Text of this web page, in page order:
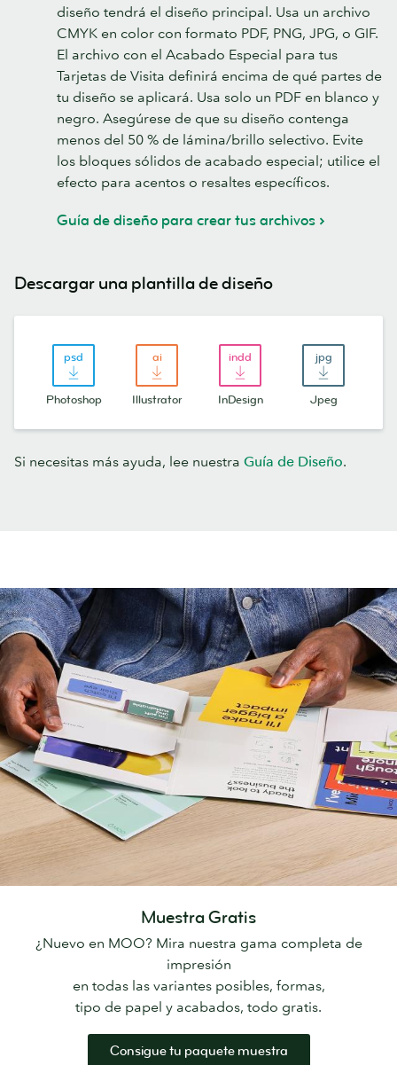
diseño tendrá el diseño principal. Usa un archivo
CMYK en color con formato PDF, PNG, JPG, o GIF.
El archivo con el Acabado Especial para tus
Tarjetas de Visita definirá encima de qué partes de
tu diseño se aplicará. Usa solo un PDF en blanco y
negro. Asegúrese de que su diseño contenga
menos del 50 % de lámina/brillo selectivo. Evite
los bloques sólidos de acabado especial; utilice el
efecto para acentos o resaltes específicos.
Guía de diseño para crear tus archivos
Descargar una plantilla de diseño
Photoshop Illustrator InDesign Jpeg
Si necesitas más ayuda, lee nuestra Guía de Diseño.
Muestra Gratis
¿Nuevo en MOO? Mira nuestra gama completa de
impresión
en todas las variantes posibles, formas,
tipo de papel y acabados, todo gratis.
Consigue tu paquete muestra